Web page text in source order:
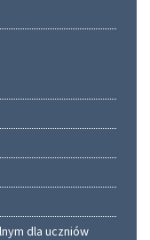
dla uczniów